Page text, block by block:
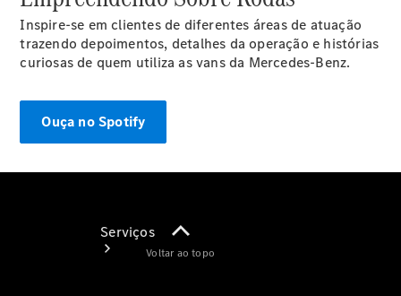
Soluções
para
clientes
Serviços
Inspire-se em clientes de diferentes áreas de atuação
trazendo depoimentos, detalhes da operação e histórias
curiosas de quem utiliza as vans da Mercedes-Benz.
Ouça no Spotify
Voltar ao topo